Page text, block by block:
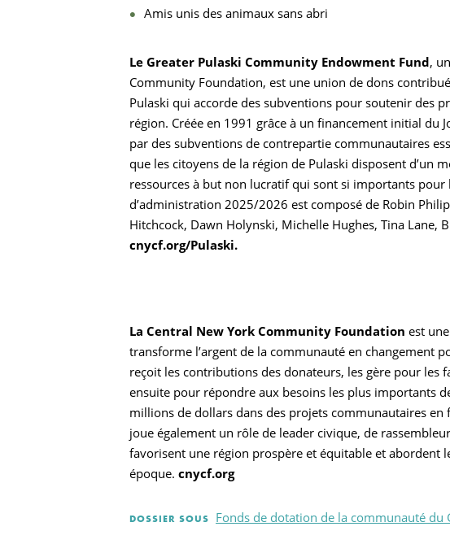
Amis unis des animaux sans abri
Le Greater Pulaski Community Endowment Fund,
Community Foundation, est une union de dons
Pulaski qui accorde des subventions pour soutenir des
région. Créée en 1991 grâce à un financement initial du
par des subventions de contrepartie communautaires
que les citoyens de la région de Pulaski disposent d’un
ressources à but non lucratif qui sont si importants pour
d’administration 2025/2026 est composé de Robin
Hitchcock, Dawn Holynski, Michelle Hughes, Tina Lane,
cnycf.org/Pulaski.
La Central New York Community Foundation est
transforme l’argent de la communauté en changement
reçoit les contributions des donateurs, les gère pour
ensuite pour répondre aux besoins les plus importants
millions de dollars dans des projets communautaires en
joue également un rôle de leader civique, de
favorisent une région prospère et équitable et abordent
époque. cnycf.org
DOSSIER SOUS Fonds de dotation de la communauté du
Recherche